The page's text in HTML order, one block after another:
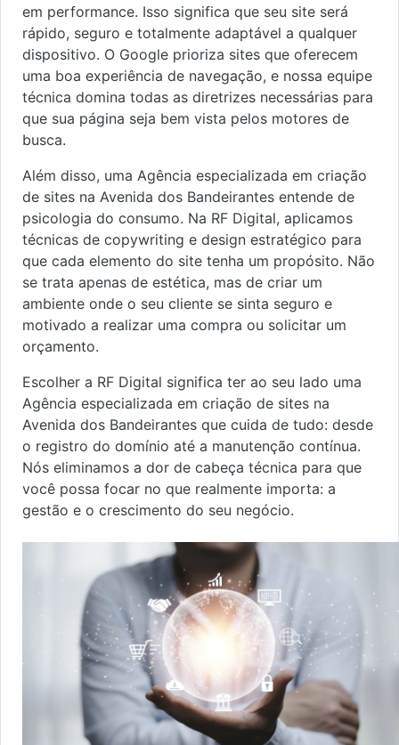
em performance. Isso significa que seu site será
rápido, seguro e totalmente adaptável a qualquer
dispositivo. O Google prioriza sites que oferecem
uma boa experiência de navegação, e nossa equipe
técnica domina todas as diretrizes necessárias para
que sua página seja bem vista pelos motores de
busca.
Além disso, uma Agência especializada em criação
de sites na Avenida dos Bandeirantes entende de
psicologia do consumo. Na RF Digital, aplicamos
técnicas de copywriting e design estratégico para
que cada elemento do site tenha um propósito. Não
se trata apenas de estética, mas de criar um
ambiente onde o seu cliente se sinta seguro e
motivado a realizar uma compra ou solicitar um
orçamento.
Escolher a RF Digital significa ter ao seu lado uma
Agência especializada em criação de sites na
Avenida dos Bandeirantes que cuida de tudo: desde
o registro do domínio até a manutenção contínua.
Nós eliminamos a dor de cabeça técnica para que
você possa focar no que realmente importa: a
gestão e o crescimento do seu negócio.